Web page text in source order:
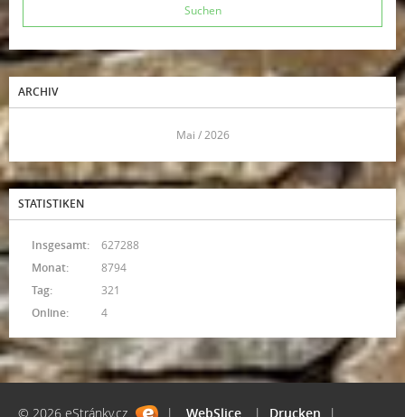
ARCHIV
Mai / 2026
STATISTIKEN
Online: 4
Insgesamt:
627288
Monat:
8794
Tag:
321
© 2026 eStránky.cz | WebSlice | Drucken |